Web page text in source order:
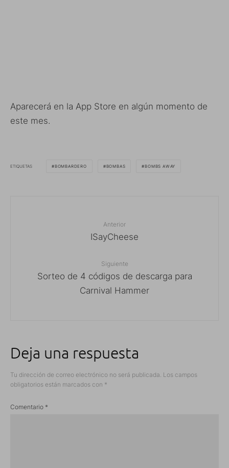
Aparecerá en la App Store en algún momento de
este mes.
ETIQUETAS BOMBARDERO BOMBAS BOMBS AWAY
Anterior
ISayCheese
Siguiente
Sorteo de 4 códigos de descarga para
Carnival Hammer
Deja una respuesta
Tu dirección de correo electrónico no será publicada. Los campos
obligatorios están marcados con *
Comentario *